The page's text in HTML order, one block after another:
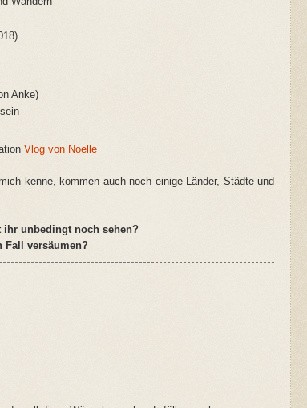
Anke)
Vlog von Noelle
kenne, kommen auch noch einige Länder, Städte und
ihr unbedingt noch sehen?
Fall versäumen?